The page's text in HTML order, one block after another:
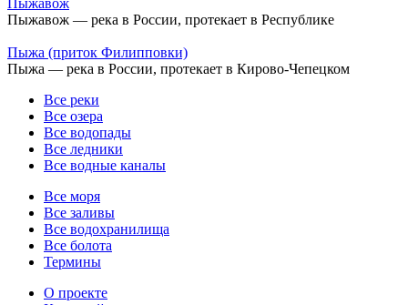
Пыжавож — река в России, протекает в Республике
Пыжа (приток Филипповки)
Пыжа — река в России, протекает в Кирово-Чепецком
Все реки
Все озера
Все водопады
Все ледники
Все водные каналы
Все моря
Все заливы
Все водохранилища
Все болота
Термины
О проекте